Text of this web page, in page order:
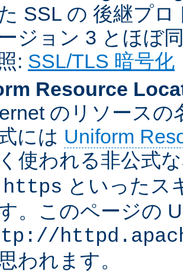
SSL の 後継プ
ジョン 3 とほぼ
: SSL/TLS 暗号化
Resource
のリソース
には Uniform
使われる非公式
https といったス
。このページの
われます。